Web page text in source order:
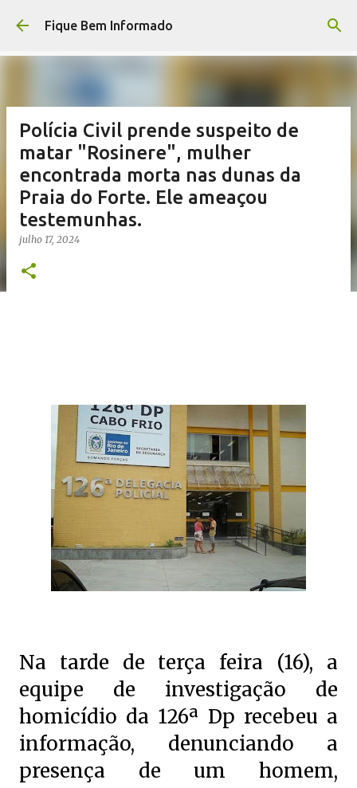
Pular para o conteúdo principal
Fique Bem Informado
Polícia Civil prende suspeito de
matar "Rosinere", mulher
encontrada morta nas dunas da
Praia do Forte. Ele ameaçou
testemunhas.
julho 17, 2024
Na tarde de terça feira (16), a
equipe de investigação de
homicídio da 126ª Dp recebeu a
informação, denunciando a
presença de um homem,